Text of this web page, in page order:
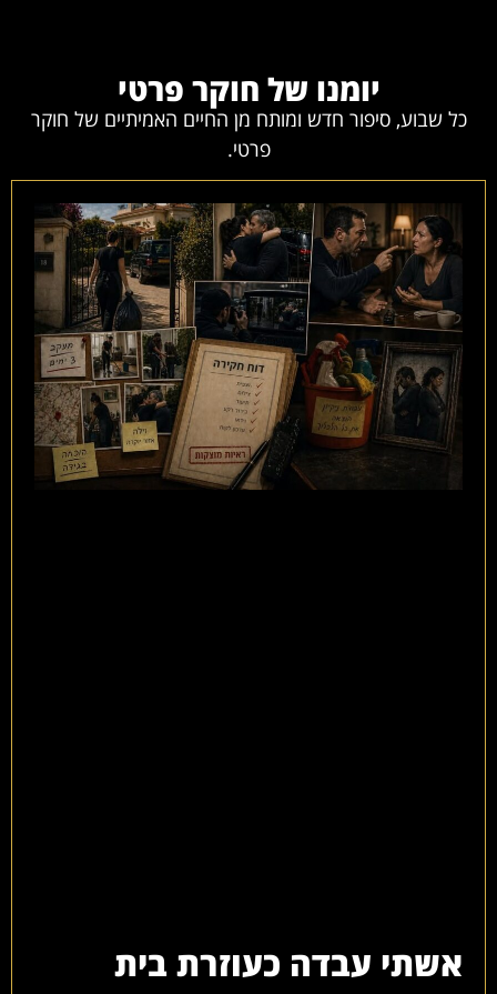
יומנו של חוקר פרטי
כל שבוע, סיפור חדש ומותח מן החיים האמיתיים של חוקר
פרטי.
אשתי עבדה כעוזרת בית